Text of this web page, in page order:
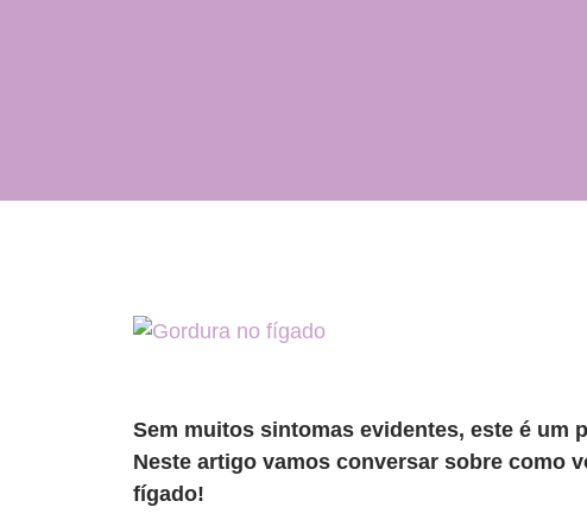
Sem muitos sintomas evidentes, este é um
Neste artigo vamos conversar sobre como
fígado!